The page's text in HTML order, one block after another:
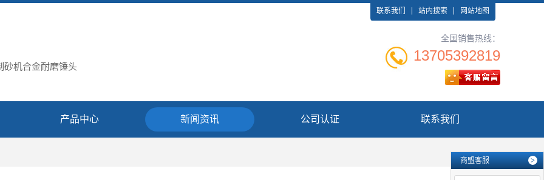
联系我们 站内搜索 网站地图
砂机合金耐磨锤头
全国销售热线：
13705392819
产品中心 新闻资讯 公司认证 联系我们
商盟客服 >